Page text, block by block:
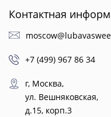
Контактная
+7 (499) 967 86 34
г, Москва,
ул. Вешняковская,
д.15, корп.3